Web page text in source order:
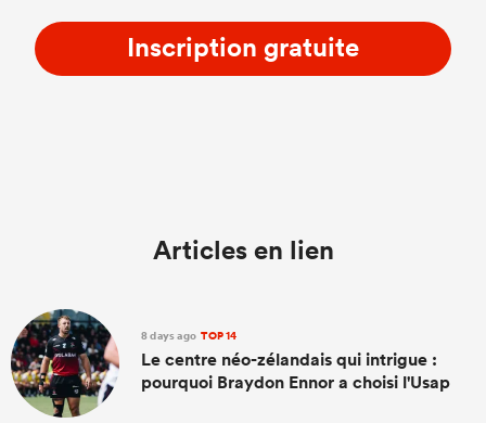
Inscription gratuite
Articles en lien
8 days ago TOP 14
Le centre néo-zélandais qui intrigue :
pourquoi Braydon Ennor a choisi l'Usap